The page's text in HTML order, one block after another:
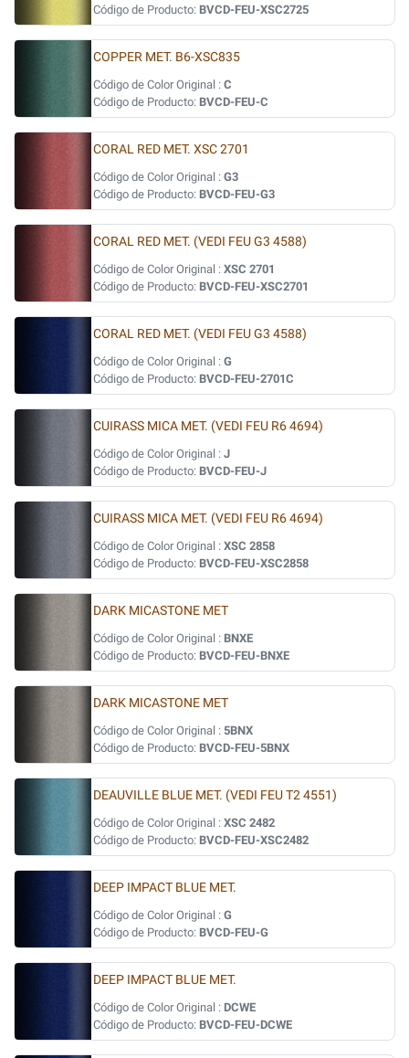
Código de Producto: BVCD-FEU-XSC2725
COPPER MET. B6-XSC835
Código de Color Original : C
Código de Producto: BVCD-FEU-C
CORAL RED MET. XSC 2701
Código de Color Original : G3
Código de Producto: BVCD-FEU-G3
CORAL RED MET. (VEDI FEU G3 4588)
Código de Color Original : XSC 2701
Código de Producto: BVCD-FEU-XSC2701
CORAL RED MET. (VEDI FEU G3 4588)
Código de Color Original : G
Código de Producto: BVCD-FEU-2701C
CUIRASS MICA MET. (VEDI FEU R6 4694)
Código de Color Original : J
Código de Producto: BVCD-FEU-J
CUIRASS MICA MET. (VEDI FEU R6 4694)
Código de Color Original : XSC 2858
Código de Producto: BVCD-FEU-XSC2858
DARK MICASTONE MET
Código de Color Original : BNXE
Código de Producto: BVCD-FEU-BNXE
DARK MICASTONE MET
Código de Color Original : 5BNX
Código de Producto: BVCD-FEU-5BNX
DEAUVILLE BLUE MET. (VEDI FEU T2 4551)
Código de Color Original : XSC 2482
Código de Producto: BVCD-FEU-XSC2482
DEEP IMPACT BLUE MET.
Código de Color Original : G
Código de Producto: BVCD-FEU-G
DEEP IMPACT BLUE MET.
Código de Color Original : DCWE
Código de Producto: BVCD-FEU-DCWE